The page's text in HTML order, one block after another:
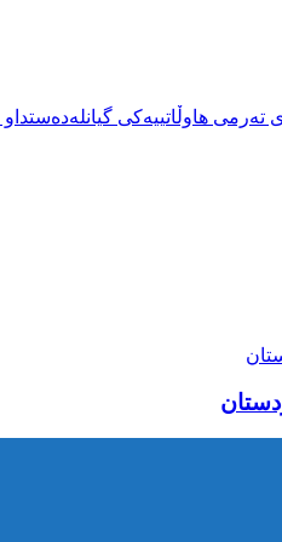
تەرمی هاوڵاتییەکی
هێزە ئەمنییەکانی
سەردەشت لە کاتی کۆڵبەری لە
دوو هاوڵاتی لە کاتی